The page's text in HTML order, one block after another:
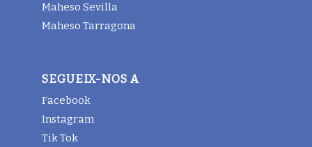
Maheso Sevilla
Maheso Tarragona
SEGUEIX-NOS A
Facebook
Instagram
Tik Tok